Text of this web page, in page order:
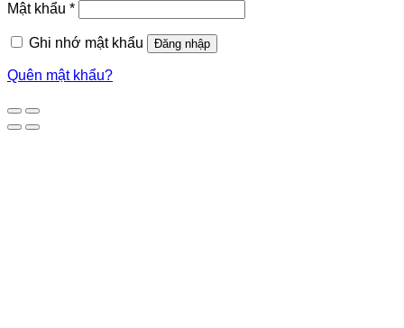
Mật khẩu *
Ghi nhớ mật khẩu Đăng nhập
Quên mật khẩu?